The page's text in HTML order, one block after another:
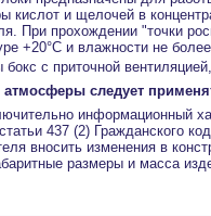
кислот и щелочей в
При прохождении "точки
+20°С и влажности не
бокс с приточной
следует
информационный
437 (2) Гражданского
вносить изменения в
размеры и масса